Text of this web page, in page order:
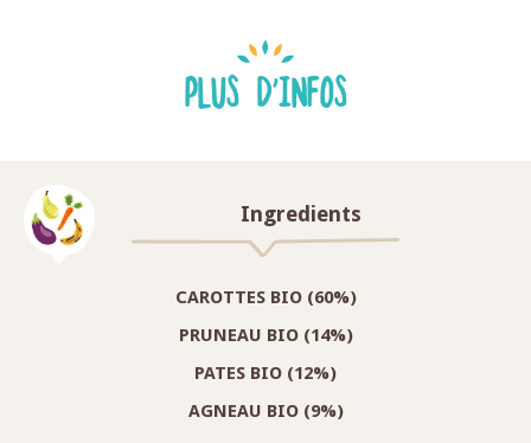
PLUS D'INFOS
Ingredients
CAROTTES BIO (60%)
PRUNEAU BIO (14%)
PATES BIO (12%)
AGNEAU BIO (9%)